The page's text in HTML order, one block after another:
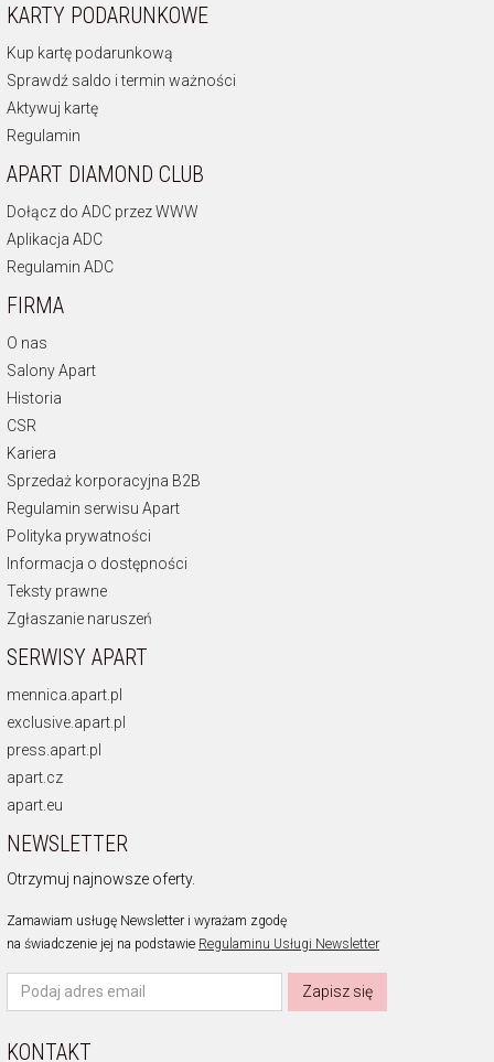
KARTY PODARUNKOWE
Kup kartę podarunkową
Sprawdź saldo i termin ważności
Aktywuj kartę
Regulamin
APART DIAMOND CLUB
Dołącz do ADC przez WWW
Aplikacja ADC
Regulamin ADC
FIRMA
O nas
Salony Apart
Historia
CSR
Kariera
Sprzedaż korporacyjna B2B
Regulamin serwisu Apart
Polityka prywatności
Informacja o dostępności
Teksty prawne
Zgłaszanie naruszeń
SERWISY APART
mennica.apart.pl
exclusive.apart.pl
press.apart.pl
apart.cz
apart.eu
NEWSLETTER
Otrzymuj najnowsze oferty.
Zamawiam usługę Newsletter i wyrażam zgodę
na świadczenie jej na podstawie Regulaminu Usługi Newsletter
Zapisz się
KONTAKT